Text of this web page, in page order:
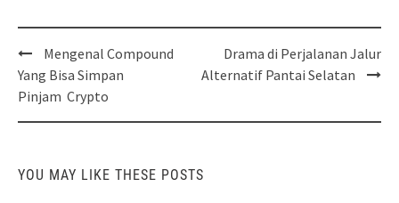
Post
navigation
Mengenal Compound
Yang Bisa Simpan
Pinjam Crypto
Drama di Perjalanan Jalur
Alternatif Pantai Selatan
YOU MAY LIKE THESE POSTS